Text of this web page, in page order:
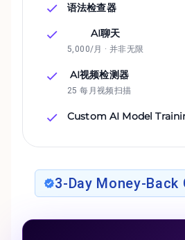
语法检查器
AI聊天
5,000/月 · 并非无限
AI视频检测器
25 每月视频扫描
Custom AI Model
3-Day Money-Back